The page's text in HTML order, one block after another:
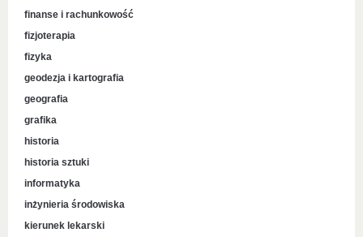
finanse i rachunkowość
fizjoterapia
fizyka
geodezja i kartografia
geografia
grafika
historia
historia sztuki
informatyka
inżynieria środowiska
kierunek lekarski